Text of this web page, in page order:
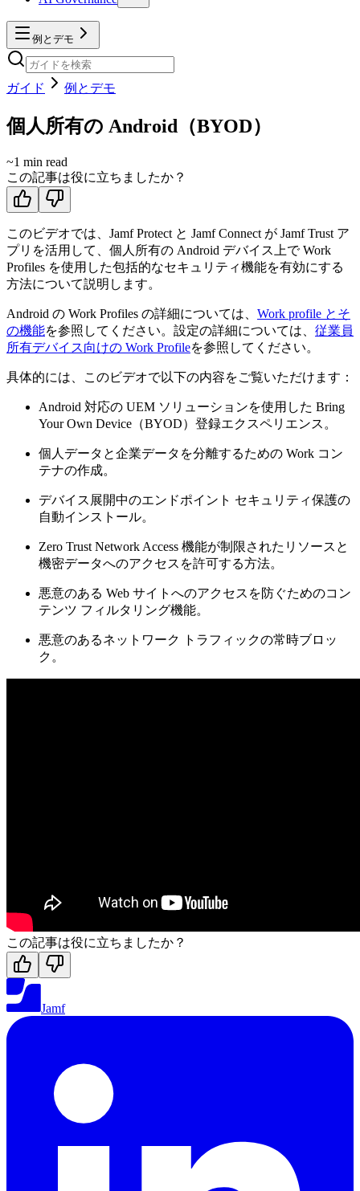
例とデモ
ガイド 例とデモ
個人所有の Android（BYOD）
~1 min read
この記事は役に立ちましたか？
このビデオでは、Jamf Protect と Jamf Connect が Jamf Trust ア
プリを活用して、個人所有の Android デバイス上で Work
Profiles を使用した包括的なセキュリティ機能を有効にする
方法について説明します。
Android の Work Profiles の詳細については、 Work profile とそ
の機能を参照してください。設定の詳細については、 従業員
所有デバイス向けの Work Profileを参照してください。
具体的には、このビデオで以下の内容をご覧いただけます：
Android 対応の UEM ソリューションを使用した Bring
Your Own Device（BYOD）登録エクスペリエンス。
個人データと企業データを分離するための Work コン
テナの作成。
デバイス展開中のエンドポイント セキュリティ保護の
自動インストール。
Zero Trust Network Access 機能が制限されたリソースと
機密データへのアクセスを許可する方法。
悪意のある Web サイトへのアクセスを防ぐためのコン
テンツ フィルタリング機能。
悪意のあるネットワーク トラフィックの常時ブロッ
ク。
この記事は役に立ちましたか？
Jamf